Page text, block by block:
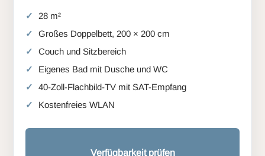
28 m²
Großes Doppelbett, 200 × 200 cm
Couch und Sitzbereich
Eigenes Bad mit Dusche und WC
40-Zoll-Flachbild-TV mit SAT-Empfang
Kostenfreies WLAN
Verfügbarkeit prüfen